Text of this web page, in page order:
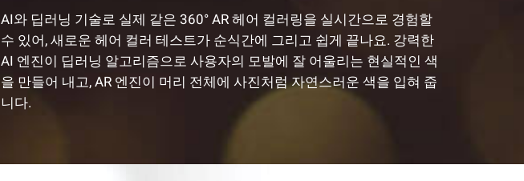
AI와 딥러닝 기술로 실제 같은 360° AR 헤어 컬러링을 실시간으로 경험할
수 있어, 새로운 헤어 컬러 테스트가 순식간에 그리고 쉽게 끝나요. 강력한
AI 엔진이 딥러닝 알고리즘으로 사용자의 모발에 잘 어울리는 현실적인 색
을 만들어 내고, AR 엔진이 머리 전체에 사진처럼 자연스러운 색을 입혀 줍
니다.